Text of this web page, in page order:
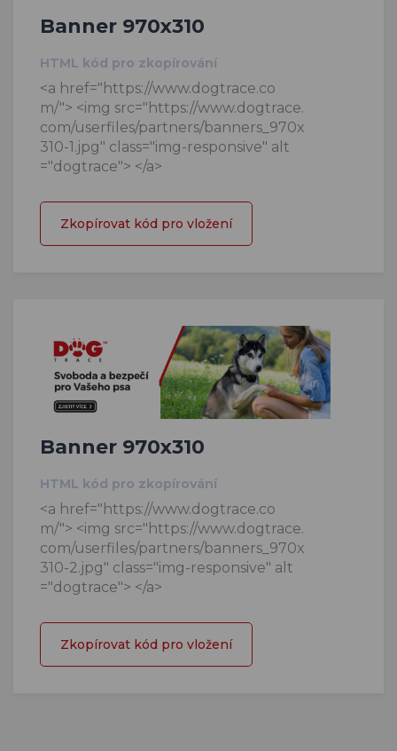
Banner 970x310
HTML kód pro zkopírování
<a href="https://www.dogtrace.co
m/"> <img src="https://www.dogtrace.
com/userfiles/partners/banners_970x
310-1.jpg" class="img-responsive" alt
="dogtrace"> </a>
Zkopírovat kód pro vložení
Banner 970x310
HTML kód pro zkopírování
<a href="https://www.dogtrace.co
m/"> <img src="https://www.dogtrace.
com/userfiles/partners/banners_970x
310-2.jpg" class="img-responsive" alt
="dogtrace"> </a>
Zkopírovat kód pro vložení